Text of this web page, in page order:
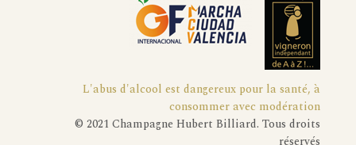
L'abus d'alcool est dangereux pour la santé, à
consommer avec modération
© 2021 Champagne Hubert Billiard. Tous droits